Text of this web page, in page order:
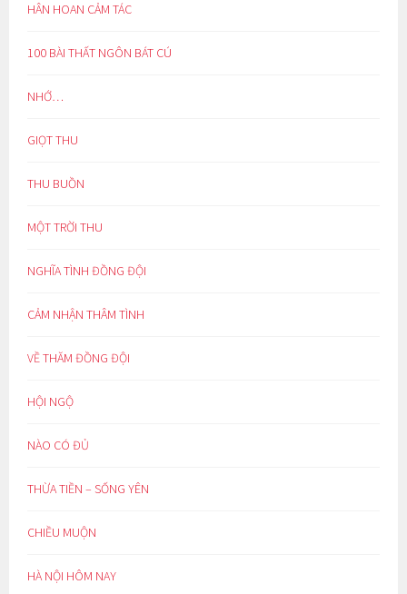
HÂN HOAN CẢM TÁC
100 BÀI THẤT NGÔN BÁT CÚ
NHỚ…
GIỌT THU
THU BUỒN
MỘT TRỜI THU
NGHĨA TÌNH ĐỒNG ĐỘI
CẢM NHẬN THÂM TÌNH
VỀ THĂM ĐỒNG ĐỘI
HỘI NGỘ
NÀO CÓ ĐỦ
THỪA TIỀN – SỐNG YÊN
CHIỀU MUỘN
HÀ NỘI HÔM NAY